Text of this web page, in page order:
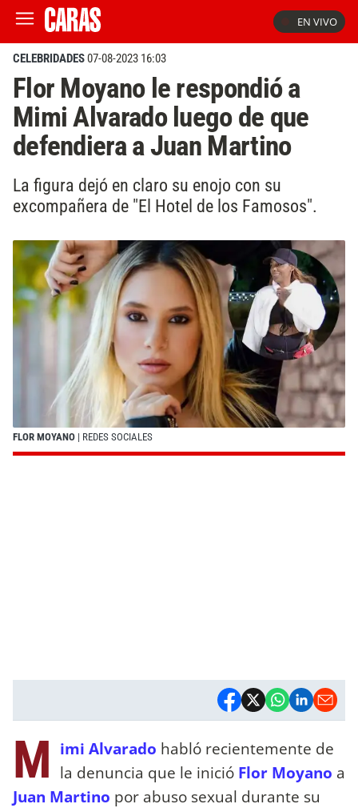
EN VIVO
CELEBRIDADES07-08-2023 16:03
Flor Moyano le respondió a
Mimi Alvarado luego de que
defendiera a Juan Martino
La figura dejó en claro su enojo con su
excompañera de "El Hotel de los Famosos".
FLOR MOYANO | REDES SOCIALES
M imi Alvarado habló recientemente de
la denuncia que le inició Flor Moyano a
Juan Martino por abuso sexual durante su